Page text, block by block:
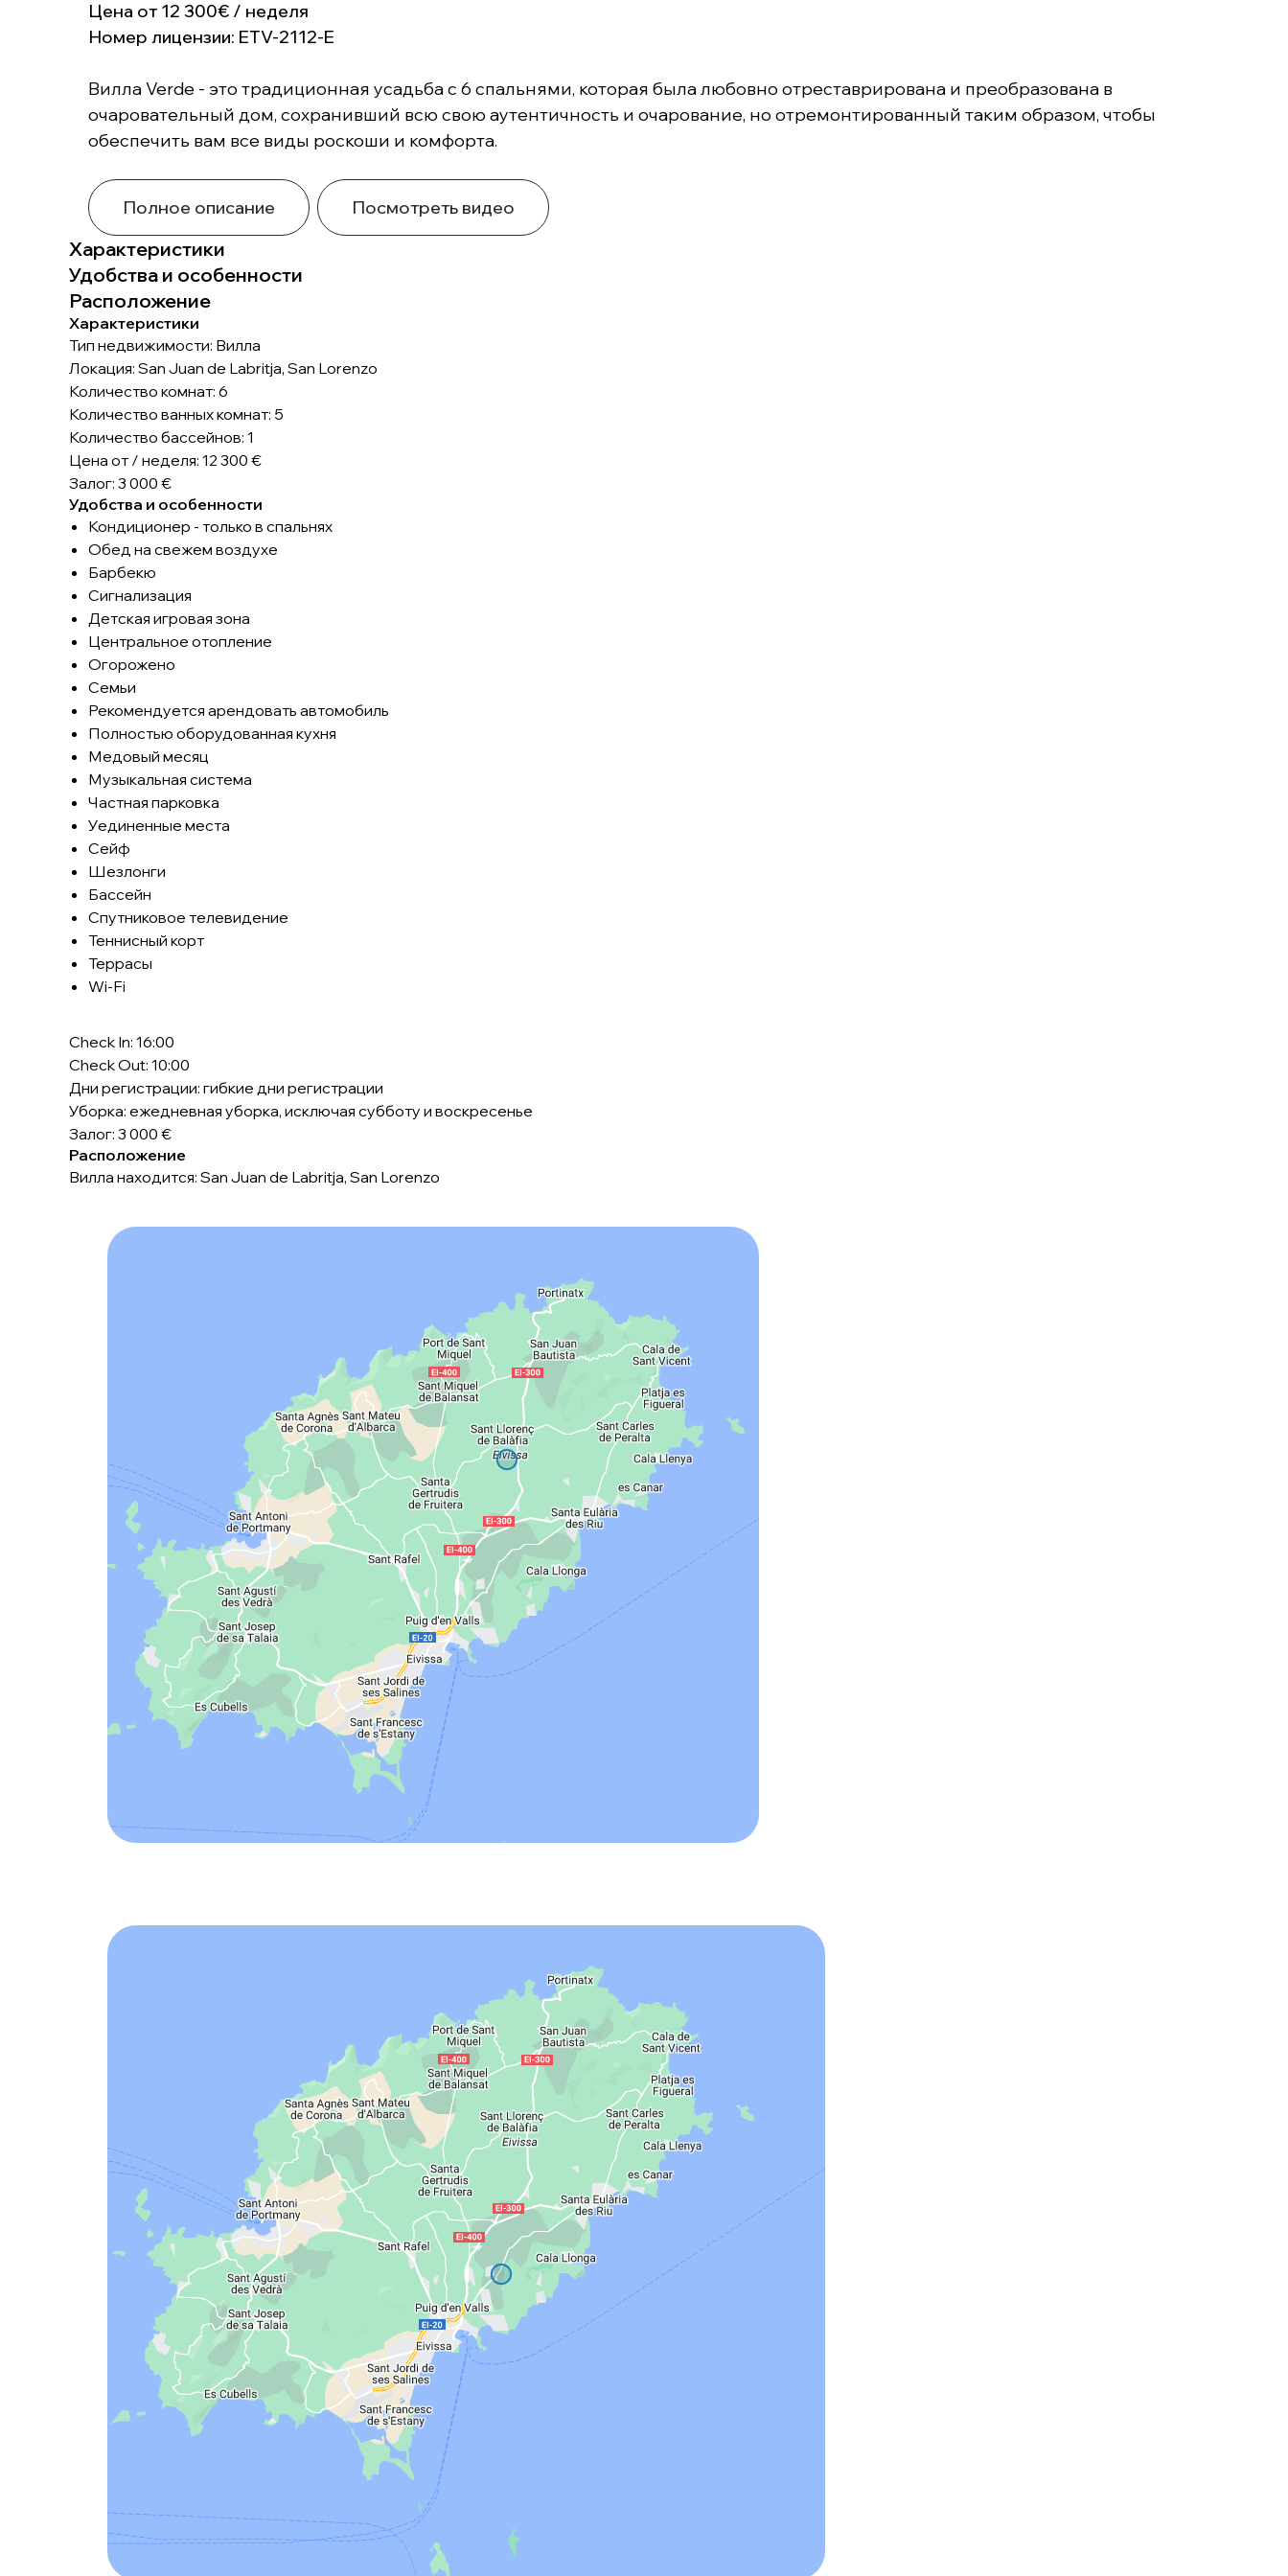
Цена от 12 300€ / неделя
Номер лицензии: ETV-2112-E
Вилла Verde - это традиционная усадьба с 6 спальнями, которая была любовно отреставрирована и преобразована в
очаровательный дом, сохранивший всю свою аутентичность и очарование, но отремонтированный таким образом, чтобы
обеспечить вам все виды роскоши и комфорта.
Полное описание Посмотреть видео
Характеристики
Удобства и особенности
Расположение
Характеристики
Тип недвижимости: Вилла
Локация: San Juan de Labritja, San Lorenzo
Количество комнат: 6
Количество ванных комнат: 5
Количество бассейнов: 1
Цена от / неделя: 12 300 €
Залог: 3 000 €
Удобства и особенности
Кондиционер - только в спальнях
Обед на свежем воздухе
Барбекю
Сигнализация
Детская игровая зона
Центральное отопление
Огорожено
Семьи
Рекомендуется арендовать автомобиль
Полностью оборудованная кухня
Медовый месяц
Музыкальная система
Частная парковка
Уединенные места
Сейф
Шезлонги
Бассейн
Спутниковое телевидение
Теннисный корт
Террасы
Wi-Fi
Check In: 16:00
Check Out: 10:00
Дни регистрации: гибкие дни регистрации
Уборка: ежедневная уборка, исключая субботу и воскресенье
Залог: 3 000 €
Расположение
Вилла находится: San Juan de Labritja, San Lorenzo